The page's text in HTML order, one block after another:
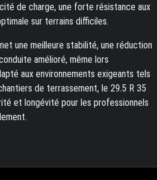
de charge, une forte résistance aux
sur terrains difficiles.
une meilleure stabilité, une réduction
amélioré, même lors
aux environnements exigeants tels
de terrassement, le 29.5 R 35
et longévité pour les professionnels